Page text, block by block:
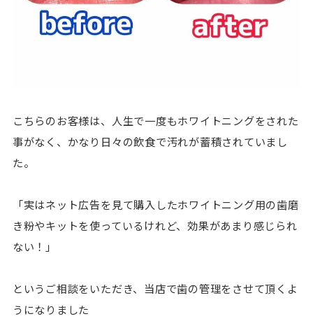
こちらのお客様は、人生で一度もホワイトニングをされた
事がなく、かなり日々の飲食で汚れが蓄積されていまし
た。
「実はネット広告を見て購入したホワイトニング用の歯磨
き粉やキットを使っているけれど、効果があまり感じられ
ない！」
というご相談をいただき、当店で歯の管理をさせて頂くよ
うになりました